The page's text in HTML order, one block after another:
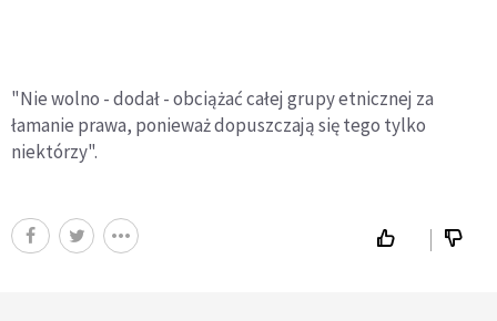
"Nie wolno - dodał - obciążać całej grupy etnicznej za
łamanie prawa, ponieważ dopuszczają się tego tylko
niektórzy".